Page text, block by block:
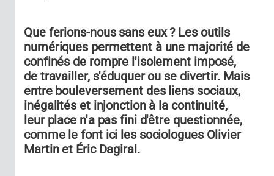
Que ferions-nous sans eux ? Les outils
numériques permettent à une majorité de
confinés de rompre l'isolement imposé,
de travailler, s'éduquer ou se divertir. Mais
entre bouleversement des liens sociaux,
inégalités et injonction à la continuité,
leur place n'a pas fini d'être questionnée,
comme le font ici les sociologues Olivier
Martin et Éric Dagiral.